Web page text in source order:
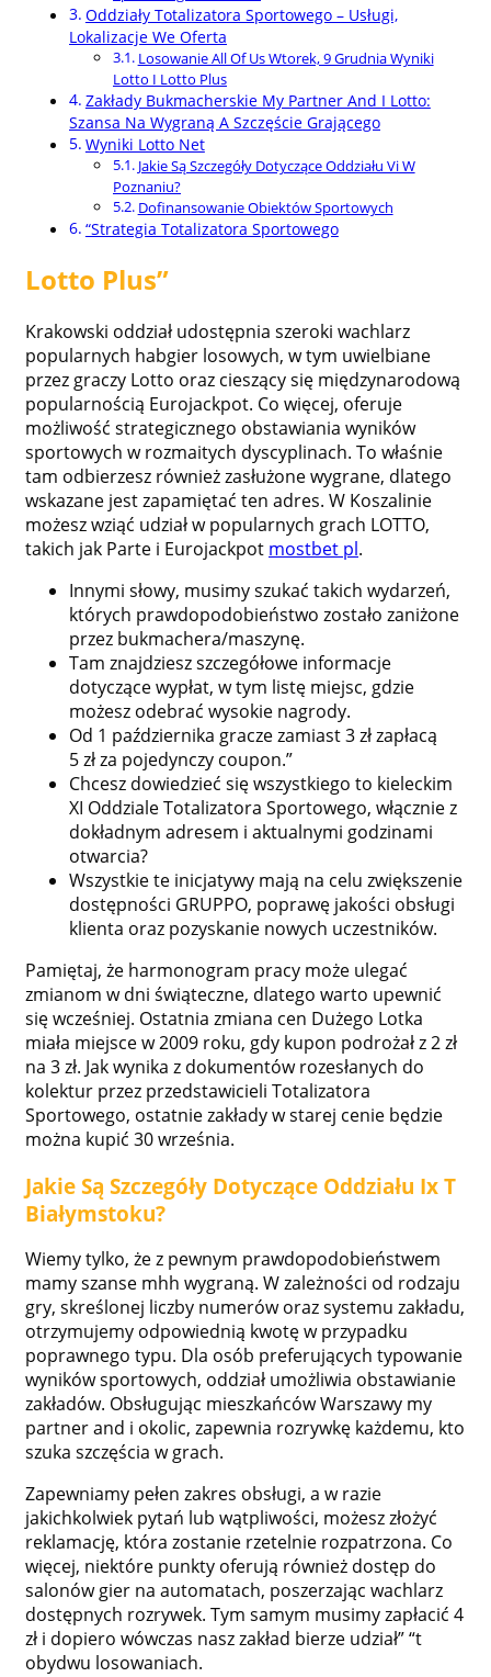
Oddziały Totalizatora Sportowego – Usługi,
Lokalizacje We Oferta
Losowanie All Of Us Wtorek, 9 Grudnia Wyniki
Lotto I Lotto Plus
Zakłady Bukmacherskie My Partner And I Lotto:
Szansa Na Wygraną A Szczęście Grającego
Wyniki Lotto Net
Jakie Są Szczegóły Dotyczące Oddziału Vi W
Poznaniu?
Dofinansowanie Obiektów Sportowych
“Strategia Totalizatora Sportowego
Lotto Plus”
Krakowski oddział udostępnia szeroki wachlarz
popularnych habgier losowych, w tym uwielbiane
przez graczy Lotto oraz cieszący się międzynarodową
popularnością Eurojackpot. Co więcej, oferuje
możliwość strategicznego obstawiania wyników
sportowych w rozmaitych dyscyplinach. To właśnie
tam odbierzesz również zasłużone wygrane, dlatego
wskazane jest zapamiętać ten adres. W Koszalinie
możesz wziąć udział w popularnych grach LOTTO,
takich jak Parte i Eurojackpot mostbet pl.
Innymi słowy, musimy szukać takich wydarzeń,
których prawdopodobieństwo zostało zaniżone
przez bukmachera/maszynę.
Tam znajdziesz szczegółowe informacje
dotyczące wypłat, w tym listę miejsc, gdzie
możesz odebrać wysokie nagrody.
Od 1 października gracze zamiast 3 zł zapłacą
5 zł za pojedynczy coupon.”
Chcesz dowiedzieć się wszystkiego to kieleckim
XI Oddziale Totalizatora Sportowego, włącznie z
dokładnym adresem i aktualnymi godzinami
otwarcia?
Wszystkie te inicjatywy mają na celu zwiększenie
dostępności GRUPPO, poprawę jakości obsługi
klienta oraz pozyskanie nowych uczestników.
Pamiętaj, że harmonogram pracy może ulegać
zmianom w dni świąteczne, dlatego warto upewnić
się wcześniej. Ostatnia zmiana cen Dużego Lotka
miała miejsce w 2009 roku, gdy kupon podrożał z 2 zł
na 3 zł. Jak wynika z dokumentów rozesłanych do
kolektur przez przedstawicieli Totalizatora
Sportowego, ostatnie zakłady w starej cenie będzie
można kupić 30 września.
Jakie Są Szczegóły Dotyczące Oddziału Ix T
Białymstoku?
Wiemy tylko, że z pewnym prawdopodobieństwem
mamy szanse mhh wygraną. W zależności od rodzaju
gry, skreślonej liczby numerów oraz systemu zakładu,
otrzymujemy odpowiednią kwotę w przypadku
poprawnego typu. Dla osób preferujących typowanie
wyników sportowych, oddział umożliwia obstawianie
zakładów. Obsługując mieszkańców Warszawy my
partner and i okolic, zapewnia rozrywkę każdemu, kto
szuka szczęścia w grach.
Zapewniamy pełen zakres obsługi, a w razie
jakichkolwiek pytań lub wątpliwości, możesz złożyć
reklamację, która zostanie rzetelnie rozpatrzona. Co
więcej, niektóre punkty oferują również dostęp do
salonów gier na automatach, poszerzając wachlarz
dostępnych rozrywek. Tym samym musimy zapłacić 4
zł i dopiero wówczas nasz zakład bierze udział” “t
obydwu losowaniach.